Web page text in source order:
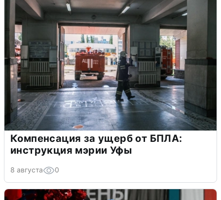
Компенсация за ущерб от БПЛА:
инструкция мэрии Уфы
8 августа 0